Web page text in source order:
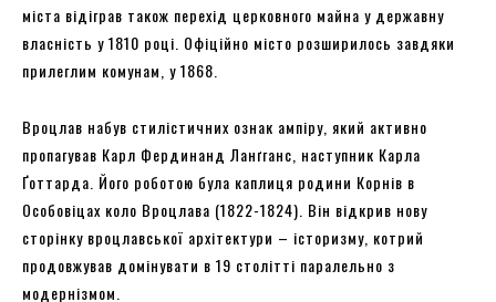
міста відіграв також перехід церковного майна у державну
власність у 1810 році. Офіційно місто розширилось завдяки
прилеглим комунам, у 1868.
Вроцлав набув стилістичних ознак ампіру, який активно
пропагував Карл Фердинанд Ланґганс, наступник Карла
Ґоттарда. Його роботою була каплиця родини Корнів в
Особовіцах коло Вроцлава (1822-1824). Він відкрив нову
сторінку вроцлавської архітектури – історизму, котрий
продовжував домінувати в 19 столітті паралельно з
модернізмом.